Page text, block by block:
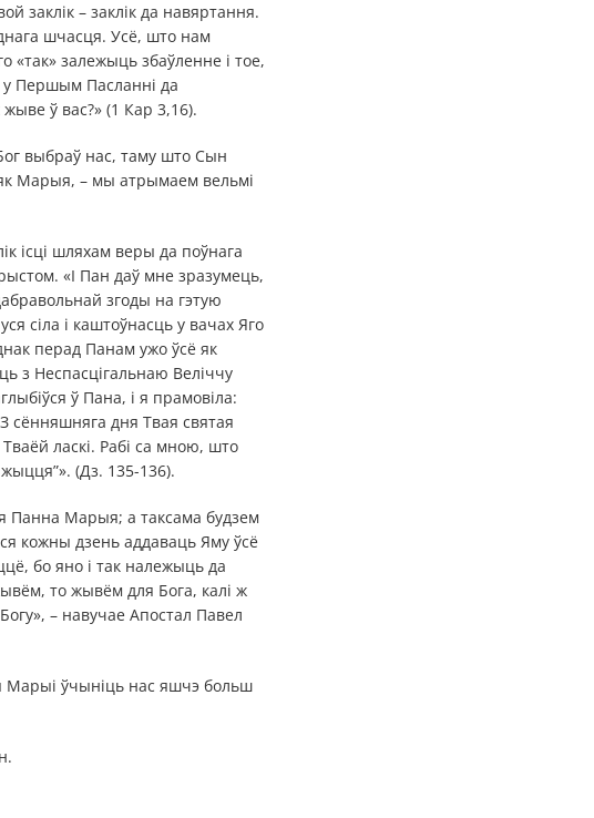
заклік – заклік да навяртання.
шчасця. Усё, што нам
«так» залежыць збаўленне і тое,
у Першым Пасланні да
ў вас?» (1 Кар 3,16).
выбраў нас, таму што Сын
Марыя, – мы атрымаем вельмі
ісці шляхам веры да поўнага
«І Пан даў мне зразумець,
згоды на гэтую
сіла і каштоўнасць у вачах Яго
перад Панам ужо ўсё як
з Неспасцігальнаю Веліччу
ў Пана, і я прамовіла:
сённяшняга дня Твая святая
ласкі. Рабі са мною, што
(Дз. 135-136).
Панна Марыя; а таксама будзем
кожны дзень аддаваць Яму ўсё
бо яно і так належыць да
то жывём для Бога, калі ж
– навучае Апостал Павел
Марыі ўчыніць нас яшчэ больш